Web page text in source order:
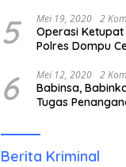
5 Mei 19, 2020 2
Operasi
Polres Dompu
6 Mei 12, 2020 2
Babinsa,
Tugas
ODP.
Berita Kriminal